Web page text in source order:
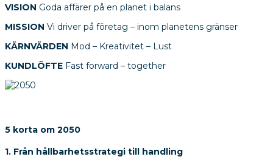
VISION Goda affärer på en planet i balans
MISSION Vi driver på företag – inom planetens gränser
KÄRNVÄRDEN Mod – Kreativitet – Lust
KUNDLÖFTE Fast forward – together
5 korta om 2050
1. Från hållbarhetsstrategi till handling